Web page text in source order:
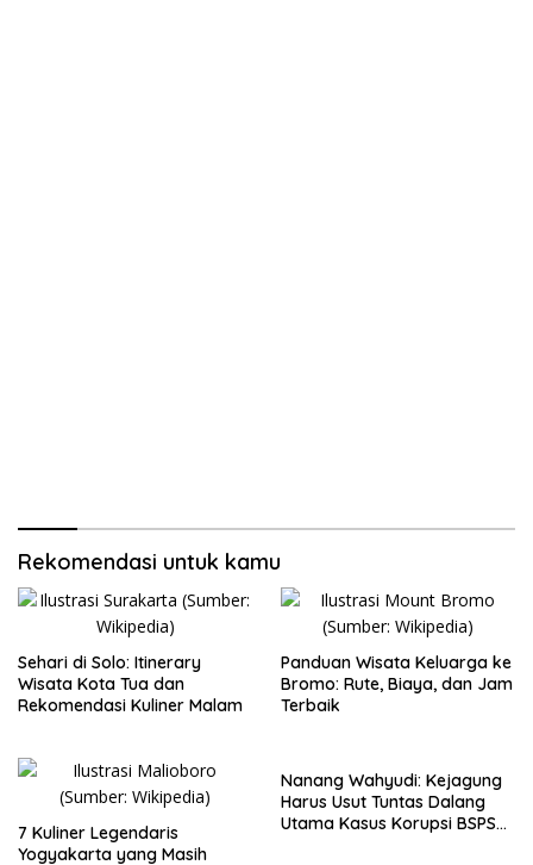
Rekomendasi untuk kamu
Sehari di Solo: Itinerary
Wisata Kota Tua dan
Rekomendasi Kuliner Malam
Panduan Wisata Keluarga ke
Bromo: Rute, Biaya, dan Jam
Terbaik
7 Kuliner Legendaris
Yogyakarta yang Masih
Nanang Wahyudi: Kejagung
Harus Usut Tuntas Dalang
Utama Kasus Korupsi BSPS